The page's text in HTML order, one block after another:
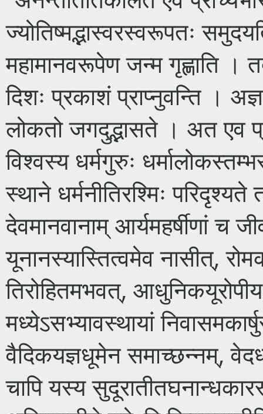
ज्योतिष्मद्भास्वरस्वरूपतः
महामानवरूपेण जन्म गृह्णाति ।
दिशः प्रकाशं प्राप्नुवन्ति ।
लोकतो जगदुद्भासते । अत एव
विश्वस्य धर्मगुरुः
स्थाने धर्मनीतिरश्मिः
देवमानवानाम् आर्यमहर्षीणां च
यूनानस्यास्तित्वमेव नासीत्,
तिरोहितमभवत्, आधुनिकयूरोपीय
मध्येऽसभ्यावस्थायां
वैदिकयज्ञधूमेन समाच्छन्नम्,
चापि यस्य